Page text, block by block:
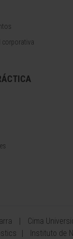
corporativa
Cima
Instituto de